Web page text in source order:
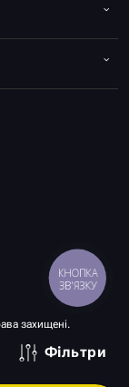
Фільтри
захищені.
КНОПКА
ЗВ'ЯЗКУ